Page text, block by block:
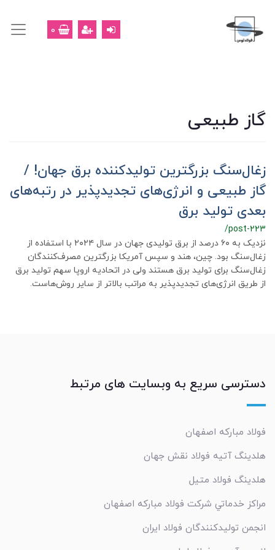
0
گاز طبیعی
زغال‌سنگ بزرگترین تولیدکننده برق جهان! /
گاز طبیعی و انرژی‌های تجدیدپذیر در رتبه‌های
بعدی تولید برق
/post-223
نزدیک به ۶۰ درصد از برق تولیدی جهان در سال ۲۰۲۴ با استفاده از
زغال‌سنگ بود. چین، هند و سپس آمریکا بزرگترین مصرف‌کنندگان
زغال‌سنگ برای تولید برق هستند ولی در اتحادیه اروپا سهم تولید برق
از طریق انرژی‌های تجدیدپذیر به مراتب بالاتر از سایر روش‌هاست.
دسترسی سریع به وبسایت های مرتبط
فولاد مبارکه اصفهان
هلدینگ آتیه فولاد نقش جهان
هلدینگ فولاد متیل
مراکز خدماتي شرکت فولاد مبارکه اصفهان
انجمن تولیدکنندگان فولاد ایران